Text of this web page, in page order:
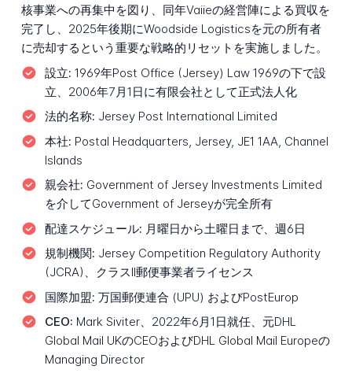
核事業への再集中を図り、同年Vaiieの経営陣による買収を
完了し、2025年後期にWoodside Logisticsを元の所有者
に売却するという重要な戦略的リセットを実施しました。
設立: 1969年Post Office (Jersey) Law 1969の下で設
立、2006年7月1日に有限会社として正式法人化
法的名称: Jersey Post International Limited
本社: Postal Headquarters, Jersey, JE1 1AA, Channel
Islands
親会社: Government of Jersey Investments Limited
を介してGovernment of Jerseyが完全所有
配達スケジュール: 月曜日から土曜日まで、週6日
規制機関: Jersey Competition Regulatory Authority
(JCRA)、クラスII郵便事業者ライセンス
国際加盟: 万国郵便連合 (UPU) およびPostEurop
CEO: Mark Siviter、2022年6月1日就任、元DHL
Global Mail UKのCEOおよびDHL Global Mail Europeの
Managing Director